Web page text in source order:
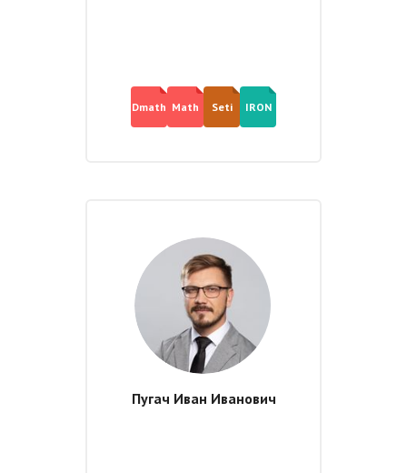
Dmath Math Seti IRON
Пугач Иван Иванович